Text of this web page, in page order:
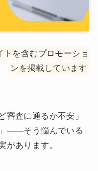
を含むプロモーショ
ンを掲載しています
審査に通るか不安」
」——そう悩んでいる
があります。